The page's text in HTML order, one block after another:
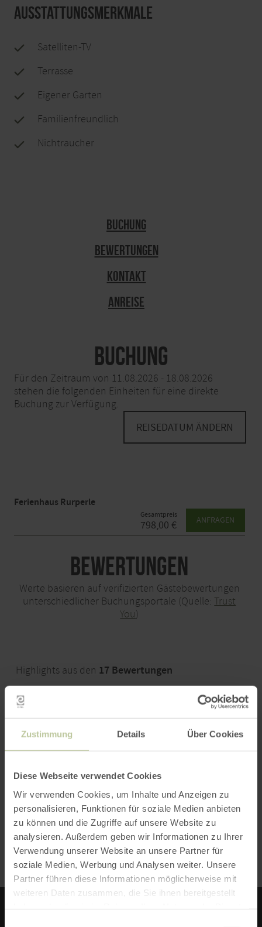
Zustimmung Details Über Cookies
Diese Webseite verwendet Cookies
Wir verwenden Cookies, um Inhalte und Anzeigen zu
personalisieren, Funktionen für soziale Medien anbieten
zu können und die Zugriffe auf unsere Website zu
analysieren. Außerdem geben wir Informationen zu Ihrer
Verwendung unserer Website an unsere Partner für
soziale Medien, Werbung und Analysen weiter. Unsere
Partner führen diese Informationen möglicherweise mit
weiteren Daten zusammen, die Sie ihnen bereitgestellt
Ausstattungsmerkmale
Satelliten-TV
Terrasse
Eigener Garten
Familienfreundlich
Nichtraucher
Buchung
Bewertungen
Kontakt
Anreise
Buchung
Für den Zeitraum von 11.08.2026 - 18.08.2026
stehen die folgenden Einheiten für eine direkte
Buchung zur Verfügung.
REISEDATUM ÄNDERN
Ferienhaus Rurperle
Gesamtpreis
798,00 € ANFRAGEN
Bewertungen
Werte basieren auf verifizierten Gästebewertungen
unterschiedlicher Buchungsportale (Quelle: Trust
You)
Highlights aus den 17 Bewertungen
Ausstattung
„Tolles Zimmer.“
Lage
54%
„Lage ist ok.“
Komfort
40%
„Etwas laute Zimmer, die komfortabler sein könnten.“